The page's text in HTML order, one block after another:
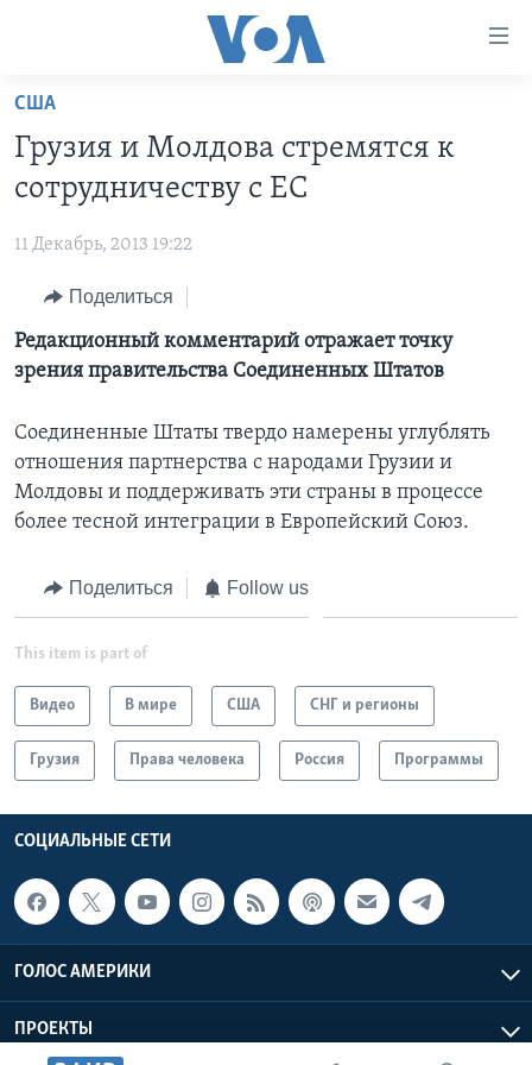
Перейти
основной
контент
Перейти
навигации
Перейти
ПРОГРАММЫ
НОВОСТИ ЗА МИНУТУ
ИТОГИ
ПОЧЕМУ ЭТО ВАЖНО?
ДИСКУССИЯ VOA
ДЕТАЛИ
НЬЮ-ЙОРК NEW YORK
АМЕРИКА. БОЛЬШОЕ ПУТЕШЕСТВИЕ
ПРОЕКТЫ
УЧИМ АНГЛИЙСКИЙ
НАША АМЕРИКАНСКАЯ ИСТОРИЯ
А КАК В АМЕРИКЕ?
АРТЕФАКТЫ
АМЕРИКАНСКИЕ ГОРОДКИ
ТЕСТЫ
ЭКСПЕРТИЗА
ИНТЕРВЬЮ
ФАКТЫ ПРОТИВ ФЕЙКОВ
ЗА СВОБОДУ ПРЕССЫ
УЧИМ АНГЛИЙСКИЙ
ВИДЕО
ПОДПИСКА НА НОВОСТИ
Learning English
Языки
США
Грузия и Молдова стремятся к
сотрудничеству с ЕС
11 Декабрь, 2013 19:22
Поделиться
Редакционный комментарий отражает точку
зрения правительства Соединенных Штатов
Соединенные Штаты твердо намерены углублять
отношения партнерства с народами Грузии и
Молдовы и поддерживать эти страны в процессе
более тесной интеграции в Европейский Союз.
Поделиться Follow us
This item is part of
Видео В мире США СНГ и регионы
Грузия Права человека Россия Программы
СОЦИАЛЬНЫЕ СЕТИ
ГОЛОС АМЕРИКИ
ПРОЕКТЫ